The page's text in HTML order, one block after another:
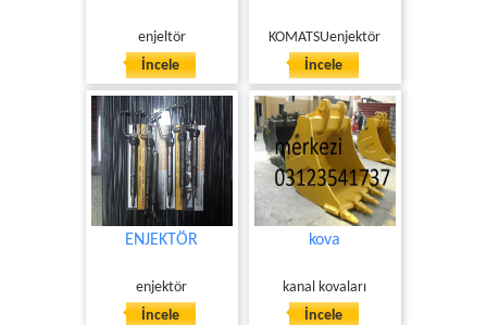
enjeltör
İncele
KOMATSUenjektör
İncele
ENJEKTÖR
enjektör
İncele
kova
kanal kovaları
İncele